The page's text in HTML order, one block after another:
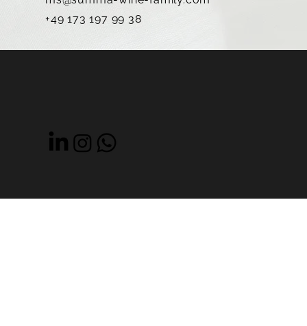
+49 173 197 99 38